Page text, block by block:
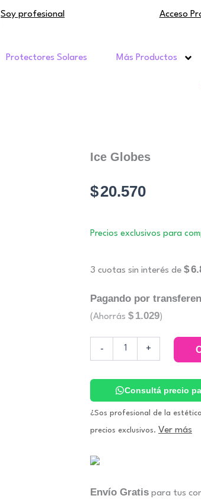
Soy profesional Acceso
Protectores Solares Más Productos
Ice Globes
$20.570
Precios exclusivos para
3 cuotas sin interés de $
Pagando por
(Ahorrás $ 1.029)
-
Globes
+
Consultá precio
¿Sos profesional de la
precios exclusivos. Ver más
Envío Gratis para tus